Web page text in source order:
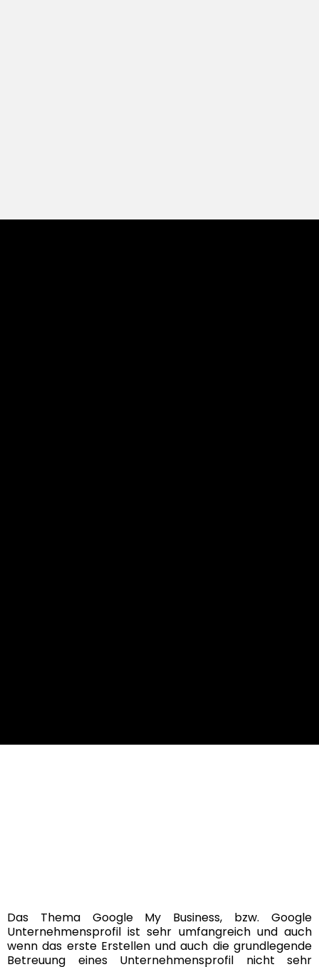
Das Thema Google My Business, bzw. Google
Unternehmensprofil ist sehr umfangreich und auch
wenn das erste Erstellen und auch die grundlegende
Betreuung eines Unternehmensprofil nicht sehr